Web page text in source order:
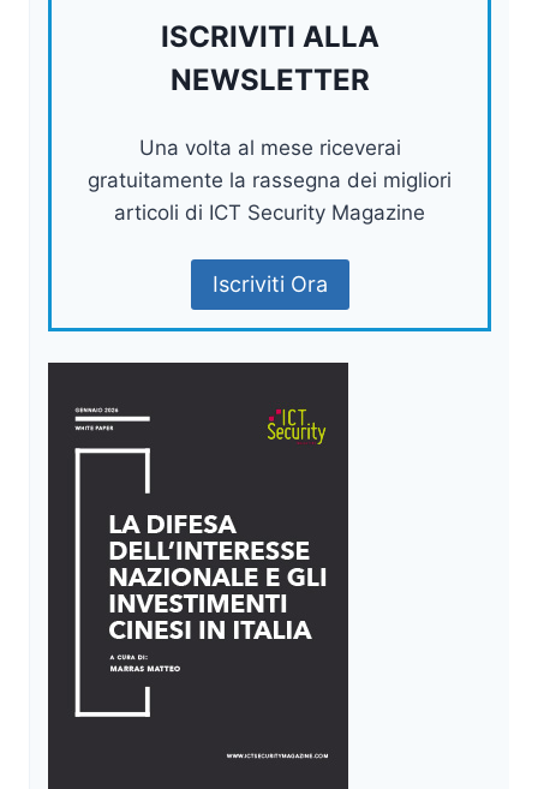
ISCRIVITI ALLA
NEWSLETTER
Una volta al mese riceverai
gratuitamente la rassegna dei migliori
articoli di ICT Security Magazine
Iscriviti Ora